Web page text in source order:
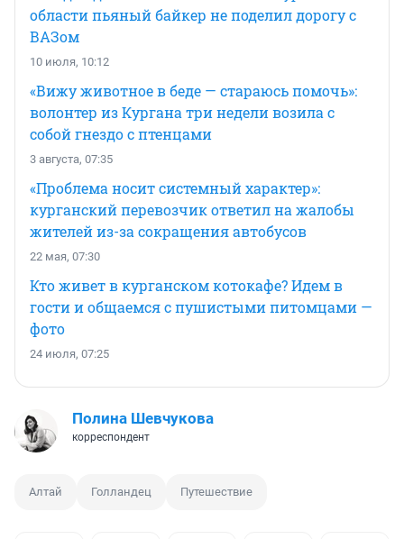
области пьяный байкер не поделил дорогу с
ВАЗом
10 июля, 10:12
«Вижу животное в беде — стараюсь помочь»:
волонтер из Кургана три недели возила с
собой гнездо с птенцами
3 августа, 07:35
«Проблема носит системный характер»:
курганский перевозчик ответил на жалобы
жителей из-за сокращения автобусов
22 мая, 07:30
Кто живет в курганском котокафе? Идем в
гости и общаемся с пушистыми питомцами —
фото
24 июля, 07:25
Полина Шевчукова
корреспондент
Алтай Голландец Путешествие